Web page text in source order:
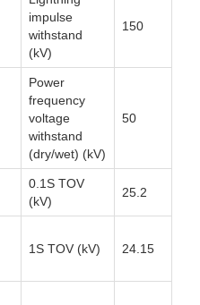
impulse
withstand
(kV)
150
Power
frequency
voltage
withstand
(dry/wet) (kV)
50
0.1S TOV
(kV)
25.2
1S TOV (kV) 24.15